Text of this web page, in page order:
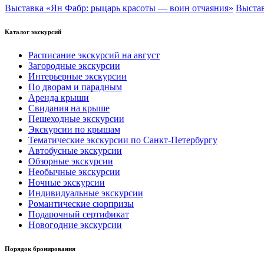
Выставка «Ян Фабр: рыцарь красоты — воин отчаяния»
Каталог экскурсий
Расписание экскурсий на август
Загородные экскурсии
Интерьерные экскурсии
По дворам и парадным
Аренда крыши
Свидания на крыше
Пешеходные экскурсии
Экскурсии по крышам
Тематические экскурсии по Санкт-Петербургу
Автобусные экскурсии
Обзорные экскурсии
Необычные экскурсии
Ночные экскурсии
Индивидуальные экскурсии
Романтические сюрпризы
Подарочный сертификат
Новогодние экскурсии
Порядок бронирования